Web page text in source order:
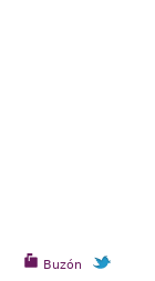
Buzón